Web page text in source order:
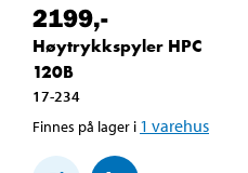
2199,-
Høytrykkspyler HPC
120B
17-234
Finnes på lager i 1 varehus